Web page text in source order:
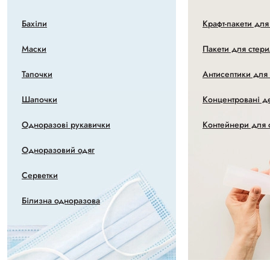
Бахіли
Маски
Тапочки
Шапочки
Одноразові рукавички
Одноразовий одяг
Серветки
Білизна одноразова
Крафт-пакети
Пакети для
Антисептики для
Концентровані
Контейнери для